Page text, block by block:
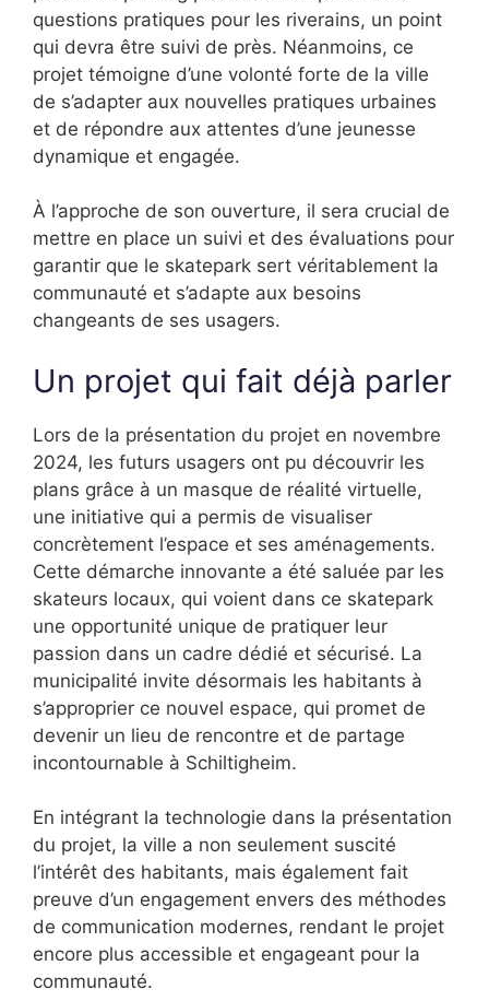
questions pratiques pour les riverains, un point
qui devra être suivi de près. Néanmoins, ce
projet témoigne d’une volonté forte de la ville
de s’adapter aux nouvelles pratiques urbaines
et de répondre aux attentes d’une jeunesse
dynamique et engagée.
À l’approche de son ouverture, il sera crucial de
mettre en place un suivi et des évaluations pour
garantir que le skatepark sert véritablement la
communauté et s’adapte aux besoins
changeants de ses usagers.
Un projet qui fait déjà parler
Lors de la présentation du projet en novembre
2024, les futurs usagers ont pu découvrir les
plans grâce à un masque de réalité virtuelle,
une initiative qui a permis de visualiser
concrètement l’espace et ses aménagements.
Cette démarche innovante a été saluée par les
skateurs locaux, qui voient dans ce skatepark
une opportunité unique de pratiquer leur
passion dans un cadre dédié et sécurisé. La
municipalité invite désormais les habitants à
s’approprier ce nouvel espace, qui promet de
devenir un lieu de rencontre et de partage
incontournable à Schiltigheim.
En intégrant la technologie dans la présentation
du projet, la ville a non seulement suscité
l’intérêt des habitants, mais également fait
preuve d’un engagement envers des méthodes
de communication modernes, rendant le projet
encore plus accessible et engageant pour la
communauté.